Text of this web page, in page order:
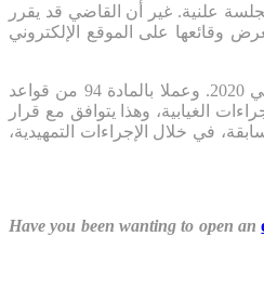
علنية. غير أن القاضي قد يقرر
وقائعها على الموقع الإلكتروني
وذكرت ان “الجلسة التمهيدية الأولى في قضية عياش عقدت في 22 تموز 2020، والجلسة التمهيدية الثانية في 16 أيلول 2020، والجلسة التمهيدية الثالثة في 4 تشرين الثاني 2020. وعملا بالمادة 94 من قواعد
الغيابية، وهذا يتوافق مع قرار
في خلال الإجراءات التمهيدية،
Have you been wanting to open an